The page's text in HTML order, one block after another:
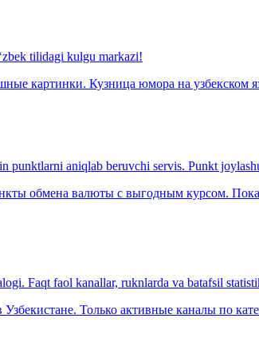
tilidagi kulgu markazi!
картинки. Кузница юмора на узбекском
punktlarni aniqlab beruvchi servis. Punkt
обмена валюты с выгодным курсом.
Faqt faol kanallar, ruknlarda va batafsil
Только активные каналы по